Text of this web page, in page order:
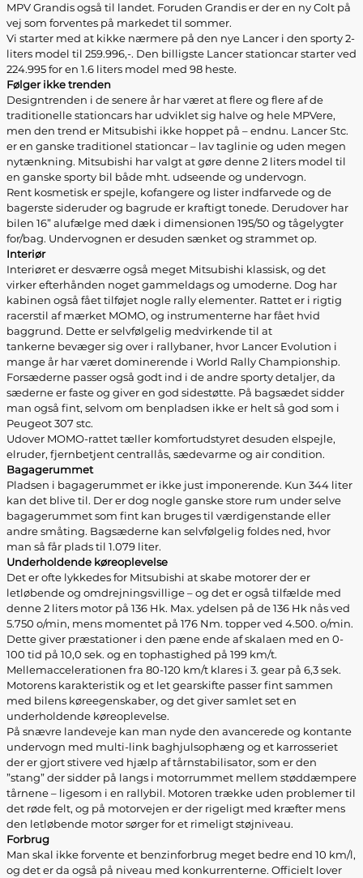
MPV Grandis også til landet. Foruden Grandis er der en ny Colt på
vej som forventes på markedet til sommer.
Vi starter med at kikke nærmere på den nye Lancer i den sporty 2-
liters model til 259.996,-. Den billigste Lancer stationcar starter ved
224.995 for en 1.6 liters model med 98 heste.
Følger ikke trenden
Designtrenden i de senere år har været at flere og flere af de
traditionelle stationcars har udviklet sig halve og hele MPVere,
men den trend er Mitsubishi ikke hoppet på – endnu. Lancer Stc.
er en ganske traditionel stationcar – lav taglinie og uden megen
nytænkning. Mitsubishi har valgt at gøre denne 2 liters model til
en ganske sporty bil både mht. udseende og undervogn.
Rent kosmetisk er spejle, kofangere og lister indfarvede og de
bagerste sideruder og bagrude er kraftigt tonede. Derudover har
bilen 16” alufælge med dæk i dimensionen 195/50 og tågelygter
for/bag. Undervognen er desuden sænket og strammet op.
Interiør
Interiøret er desværre også meget Mitsubishi klassisk, og det
virker efterhånden noget gammeldags og umoderne. Dog har
kabinen også fået tilføjet nogle rally elementer. Rattet er i rigtig
racerstil af mærket MOMO, og instrumenterne har fået hvid
baggrund. Dette er selvfølgelig medvirkende til at
tankerne bevæger sig over i rallybaner, hvor Lancer Evolution i
mange år har været dominerende i World Rally Championship.
Forsæderne passer også godt ind i de andre sporty detaljer, da
sæderne er faste og giver en god sidestøtte. På bagsædet sidder
man også fint, selvom om benpladsen ikke er helt så god som i
Peugeot 307 stc.
Udover MOMO-rattet tæller komfortudstyret desuden elspejle,
elruder, fjernbetjent centrallås, sædevarme og air condition.
Bagagerummet
Pladsen i bagagerummet er ikke just imponerende. Kun 344 liter
kan det blive til. Der er dog nogle ganske store rum under selve
bagagerummet som fint kan bruges til værdigenstande eller
andre småting. Bagsæderne kan selvfølgelig foldes ned, hvor
man så får plads til 1.079 liter.
Underholdende køreoplevelse
Det er ofte lykkedes for Mitsubishi at skabe motorer der er
letløbende og omdrejningsvillige – og det er også tilfælde med
denne 2 liters motor på 136 Hk. Max. ydelsen på de 136 Hk nås ved
5.750 o/min, mens momentet på 176 Nm. topper ved 4.500. o/min.
Dette giver præstationer i den pæne ende af skalaen med en 0-
100 tid på 10,0 sek. og en tophastighed på 199 km/t.
Mellemaccelerationen fra 80-120 km/t klares i 3. gear på 6,3 sek.
Motorens karakteristik og et let gearskifte passer fint sammen
med bilens køreegenskaber, og det giver samlet set en
underholdende køreoplevelse.
På snævre landeveje kan man nyde den avancerede og kontante
undervogn med multi-link baghjulsophæng og et karrosseriet
der er gjort stivere ved hjælp af tårnstabilisator, som er den
”stang” der sidder på langs i motorrummet mellem støddæmpere
tårnene – ligesom i en rallybil. Motoren trække uden problemer til
det røde felt, og på motorvejen er der rigeligt med kræfter mens
den letløbende motor sørger for et rimeligt støjniveau.
Forbrug
Man skal ikke forvente et benzinforbrug meget bedre end 10 km/l,
og det er da også på niveau med konkurrenterne. Officielt lover